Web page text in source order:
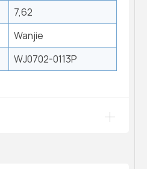
7,62
Wanjie
WJ0702-0113P